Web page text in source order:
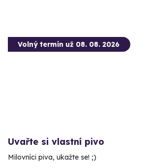
Volný termín už 08. 08. 2026
Uvařte si vlastní pivo
Milovníci piva, ukažte se! ;)